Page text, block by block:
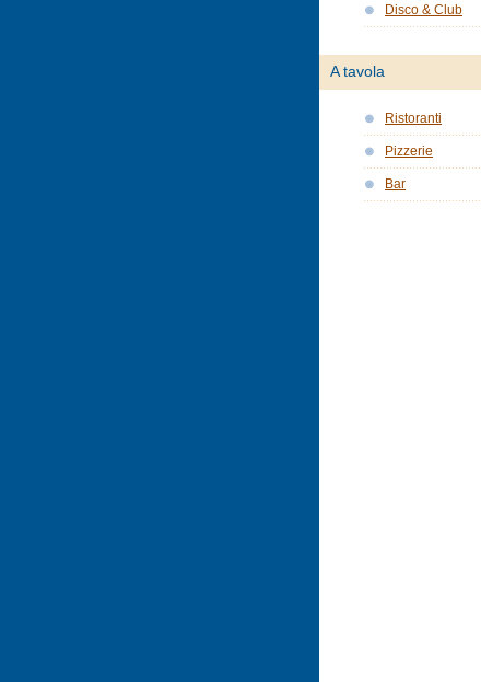
Disco & Club
A tavola
Ristoranti
Pizzerie
Bar